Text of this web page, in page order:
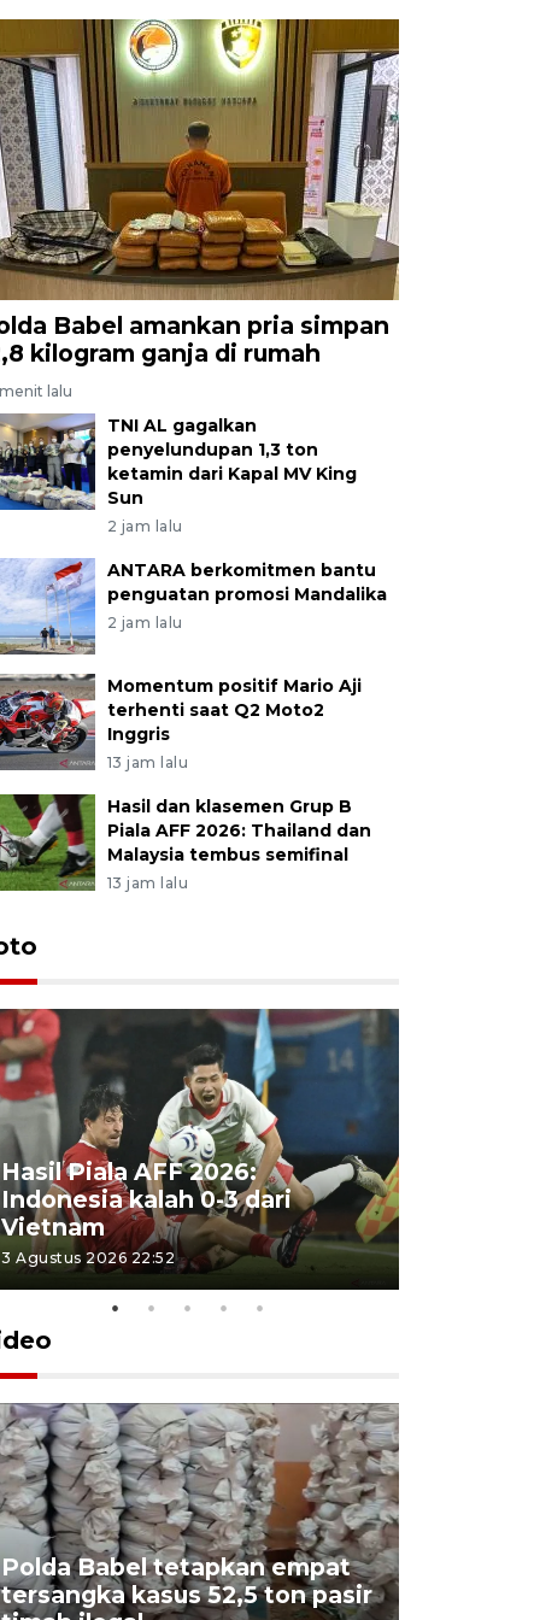
Babel amankan pria simpan
kilogram ganja di rumah
lalu
TNI AL gagalkan
penyelundupan 1,3 ton
ketamin dari Kapal MV King
Sun
2 jam lalu
ANTARA berkomitmen bantu
penguatan promosi Mandalika
2 jam lalu
Momentum positif Mario Aji
terhenti saat Q2 Moto2
Inggris
13 jam lalu
Hasil dan klasemen Grup B
Piala AFF 2026: Thailand dan
Malaysia tembus semifinal
13 jam lalu
Hasil Piala AFF 2026:
Indonesia kalah 0-3 dari
Vietnam
3 Agustus 2026 22:52
Polda Babel tetapkan empat
tersangka kasus 52,5 ton pasir